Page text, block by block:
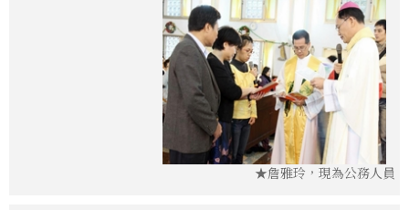
★詹雅玲，現為公務人員